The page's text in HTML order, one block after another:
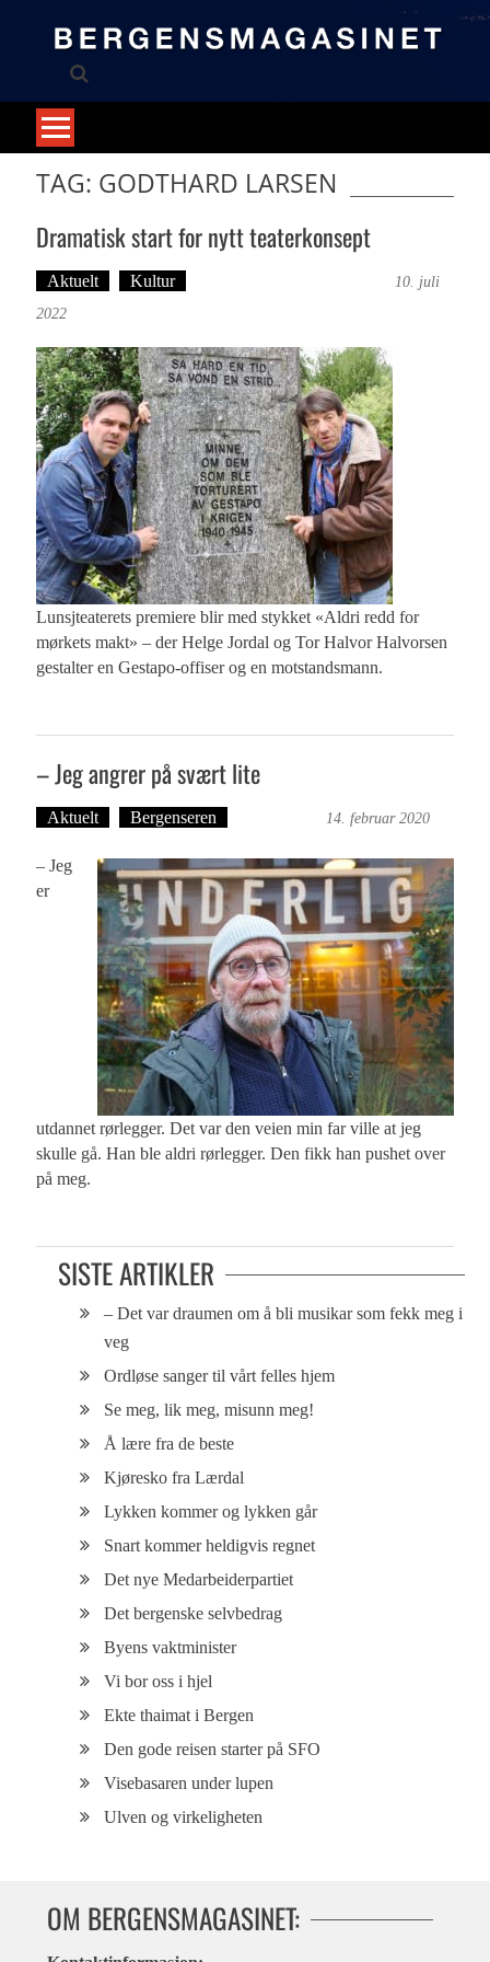
TAG: GODTHARD LARSEN
Dramatisk start for nytt teaterkonsept
Aktuelt Kultur
10. juli
2022
Lunsjteaterets premiere blir med stykket «Aldri redd for
mørkets makt» – der Helge Jordal og Tor Halvor Halvorsen
gestalter en Gestapo-offiser og en motstandsmann.
– Jeg angrer på svært lite
Aktuelt Bergenseren 14. februar 2020
– Jeg
er
utdannet rørlegger. Det var den veien min far ville at jeg
skulle gå. Han ble aldri rørlegger. Den fikk han pushet over
på meg.
SISTE ARTIKLER
– Det var draumen om å bli musikar som fekk meg i
veg
Ordløse sanger til vårt felles hjem
Se meg, lik meg, misunn meg!
Å lære fra de beste
Kjøresko fra Lærdal
Lykken kommer og lykken går
Snart kommer heldigvis regnet
Det nye Medarbeiderpartiet
Det bergenske selvbedrag
Byens vaktminister
Vi bor oss i hjel
Ekte thaimat i Bergen
Den gode reisen starter på SFO
Visebasaren under lupen
Ulven og virkeligheten
OM BERGENSMAGASINET: